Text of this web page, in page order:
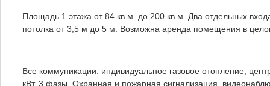
Площадь 1 этажа от 84 кв.м. до 200 кв.м. Два отдельных
потолка от 3,5 м до 5 м. Возможна аренда помещения в
Все коммуникации: индивидуальное газовое отопление,
кВт, 3 фазы. Охранная и пожарная сигнализация,